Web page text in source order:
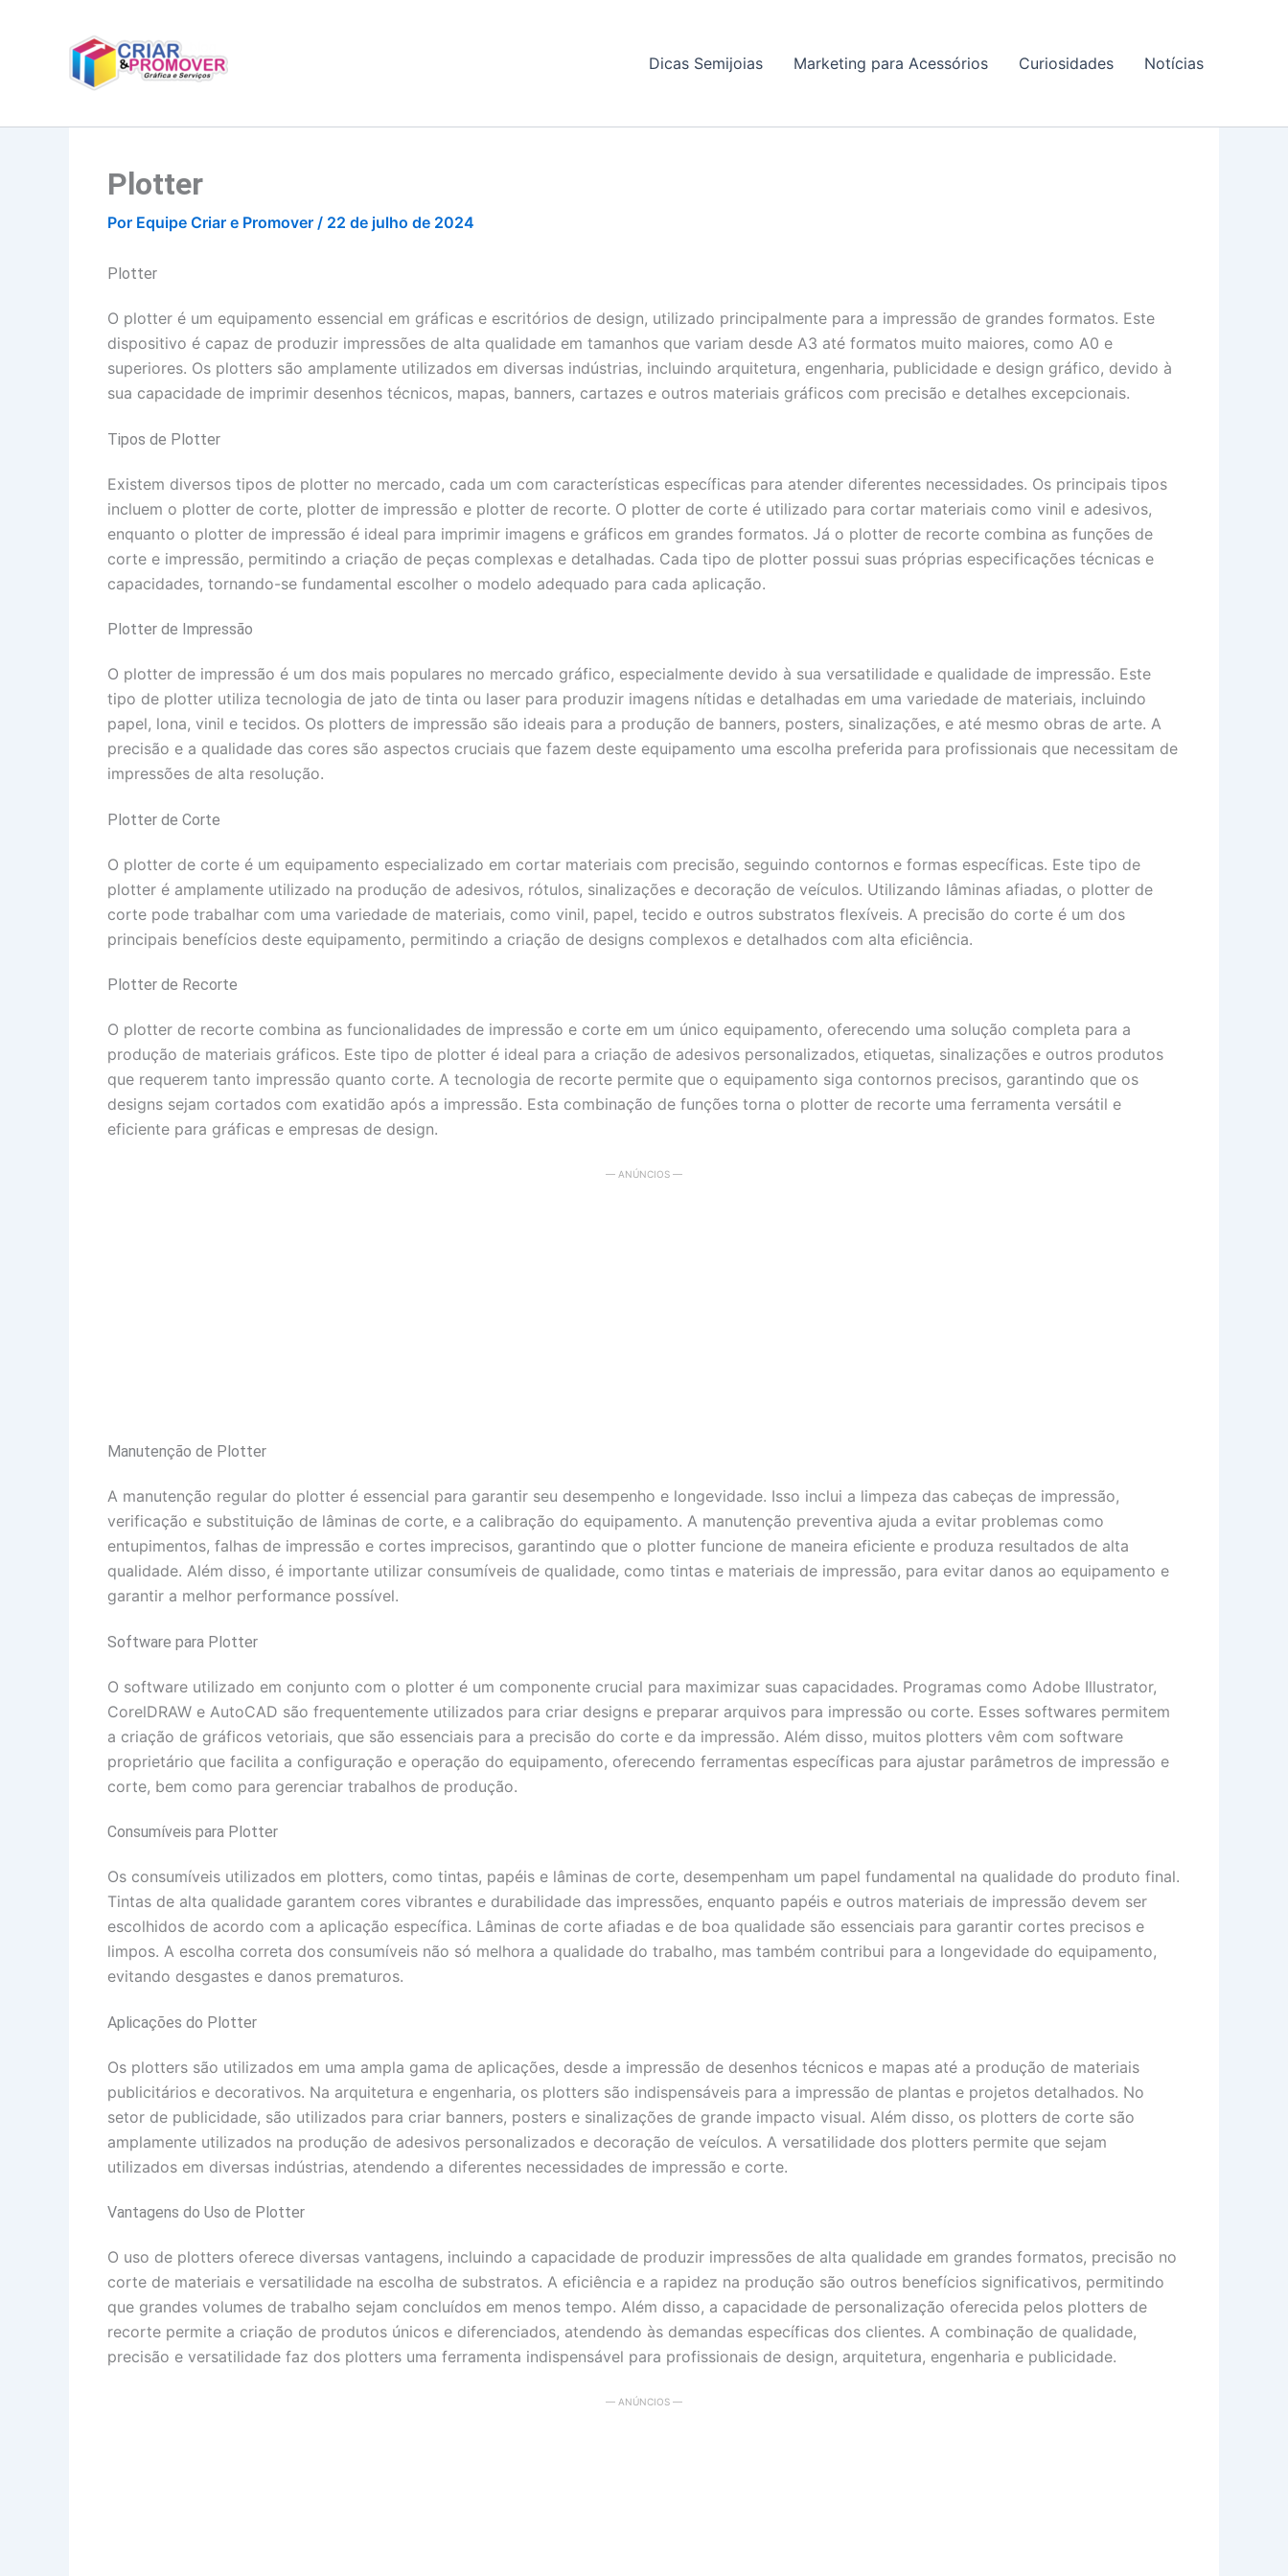
Dicas Semijoias Marketing para Acessórios Curiosidades Notícias
Plotter
Por Equipe Criar e Promover / 22 de julho de 2024
Plotter
O plotter é um equipamento essencial em gráficas e escritórios de design, utilizado principalmente para a impressão de grandes formatos. Este
dispositivo é capaz de produzir impressões de alta qualidade em tamanhos que variam desde A3 até formatos muito maiores, como A0 e
superiores. Os plotters são amplamente utilizados em diversas indústrias, incluindo arquitetura, engenharia, publicidade e design gráfico, devido à
sua capacidade de imprimir desenhos técnicos, mapas, banners, cartazes e outros materiais gráficos com precisão e detalhes excepcionais.
Tipos de Plotter
Existem diversos tipos de plotter no mercado, cada um com características específicas para atender diferentes necessidades. Os principais tipos
incluem o plotter de corte, plotter de impressão e plotter de recorte. O plotter de corte é utilizado para cortar materiais como vinil e adesivos,
enquanto o plotter de impressão é ideal para imprimir imagens e gráficos em grandes formatos. Já o plotter de recorte combina as funções de
corte e impressão, permitindo a criação de peças complexas e detalhadas. Cada tipo de plotter possui suas próprias especificações técnicas e
capacidades, tornando-se fundamental escolher o modelo adequado para cada aplicação.
Plotter de Impressão
O plotter de impressão é um dos mais populares no mercado gráfico, especialmente devido à sua versatilidade e qualidade de impressão. Este
tipo de plotter utiliza tecnologia de jato de tinta ou laser para produzir imagens nítidas e detalhadas em uma variedade de materiais, incluindo
papel, lona, vinil e tecidos. Os plotters de impressão são ideais para a produção de banners, posters, sinalizações, e até mesmo obras de arte. A
precisão e a qualidade das cores são aspectos cruciais que fazem deste equipamento uma escolha preferida para profissionais que necessitam de
impressões de alta resolução.
Plotter de Corte
O plotter de corte é um equipamento especializado em cortar materiais com precisão, seguindo contornos e formas específicas. Este tipo de
plotter é amplamente utilizado na produção de adesivos, rótulos, sinalizações e decoração de veículos. Utilizando lâminas afiadas, o plotter de
corte pode trabalhar com uma variedade de materiais, como vinil, papel, tecido e outros substratos flexíveis. A precisão do corte é um dos
principais benefícios deste equipamento, permitindo a criação de designs complexos e detalhados com alta eficiência.
Plotter de Recorte
O plotter de recorte combina as funcionalidades de impressão e corte em um único equipamento, oferecendo uma solução completa para a
produção de materiais gráficos. Este tipo de plotter é ideal para a criação de adesivos personalizados, etiquetas, sinalizações e outros produtos
que requerem tanto impressão quanto corte. A tecnologia de recorte permite que o equipamento siga contornos precisos, garantindo que os
designs sejam cortados com exatidão após a impressão. Esta combinação de funções torna o plotter de recorte uma ferramenta versátil e
eficiente para gráficas e empresas de design.
— ANÚNCIOS —
Manutenção de Plotter
A manutenção regular do plotter é essencial para garantir seu desempenho e longevidade. Isso inclui a limpeza das cabeças de impressão,
verificação e substituição de lâminas de corte, e a calibração do equipamento. A manutenção preventiva ajuda a evitar problemas como
entupimentos, falhas de impressão e cortes imprecisos, garantindo que o plotter funcione de maneira eficiente e produza resultados de alta
qualidade. Além disso, é importante utilizar consumíveis de qualidade, como tintas e materiais de impressão, para evitar danos ao equipamento e
garantir a melhor performance possível.
Software para Plotter
O software utilizado em conjunto com o plotter é um componente crucial para maximizar suas capacidades. Programas como Adobe Illustrator,
CorelDRAW e AutoCAD são frequentemente utilizados para criar designs e preparar arquivos para impressão ou corte. Esses softwares permitem
a criação de gráficos vetoriais, que são essenciais para a precisão do corte e da impressão. Além disso, muitos plotters vêm com software
proprietário que facilita a configuração e operação do equipamento, oferecendo ferramentas específicas para ajustar parâmetros de impressão e
corte, bem como para gerenciar trabalhos de produção.
Consumíveis para Plotter
Os consumíveis utilizados em plotters, como tintas, papéis e lâminas de corte, desempenham um papel fundamental na qualidade do produto final.
Tintas de alta qualidade garantem cores vibrantes e durabilidade das impressões, enquanto papéis e outros materiais de impressão devem ser
escolhidos de acordo com a aplicação específica. Lâminas de corte afiadas e de boa qualidade são essenciais para garantir cortes precisos e
limpos. A escolha correta dos consumíveis não só melhora a qualidade do trabalho, mas também contribui para a longevidade do equipamento,
evitando desgastes e danos prematuros.
Aplicações do Plotter
Os plotters são utilizados em uma ampla gama de aplicações, desde a impressão de desenhos técnicos e mapas até a produção de materiais
publicitários e decorativos. Na arquitetura e engenharia, os plotters são indispensáveis para a impressão de plantas e projetos detalhados. No
setor de publicidade, são utilizados para criar banners, posters e sinalizações de grande impacto visual. Além disso, os plotters de corte são
amplamente utilizados na produção de adesivos personalizados e decoração de veículos. A versatilidade dos plotters permite que sejam
utilizados em diversas indústrias, atendendo a diferentes necessidades de impressão e corte.
Vantagens do Uso de Plotter
O uso de plotters oferece diversas vantagens, incluindo a capacidade de produzir impressões de alta qualidade em grandes formatos, precisão no
corte de materiais e versatilidade na escolha de substratos. A eficiência e a rapidez na produção são outros benefícios significativos, permitindo
que grandes volumes de trabalho sejam concluídos em menos tempo. Além disso, a capacidade de personalização oferecida pelos plotters de
recorte permite a criação de produtos únicos e diferenciados, atendendo às demandas específicas dos clientes. A combinação de qualidade,
precisão e versatilidade faz dos plotters uma ferramenta indispensável para profissionais de design, arquitetura, engenharia e publicidade.
— ANÚNCIOS —